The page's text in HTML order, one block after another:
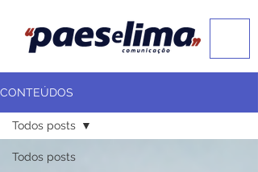
CONTEÚDOS
Todos posts
Todos posts